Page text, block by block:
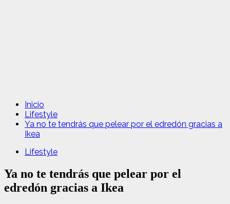
Inicio
Lifestyle
Ya no te tendrás que pelear por el edredón gracias a
Ikea
Lifestyle
Ya no te tendrás que pelear por el
edredón gracias a Ikea